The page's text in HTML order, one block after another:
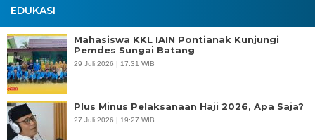
EDUKASI
Mahasiswa KKL IAIN Pontianak Kunjungi
Pemdes Sungai Batang
29 Juli 2026 | 17:31 WIB
Plus Minus Pelaksanaan Haji 2026, Apa Saja?
27 Juli 2026 | 19:27 WIB